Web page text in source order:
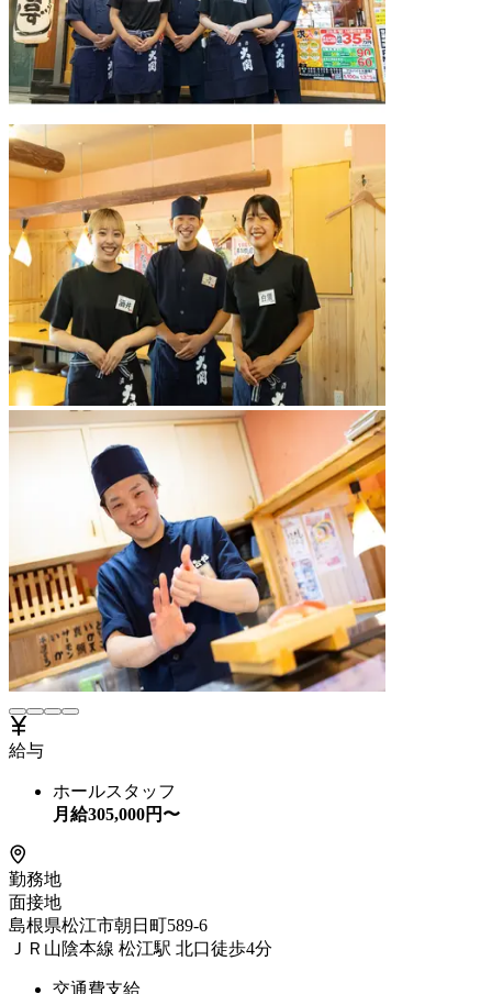
給与
ホールスタッフ
月給305,000円〜
勤務地
面接地
島根県松江市朝日町589-6
ＪＲ山陰本線 松江駅 北口徒歩4分
交通費支給